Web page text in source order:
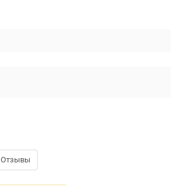
Отзывы